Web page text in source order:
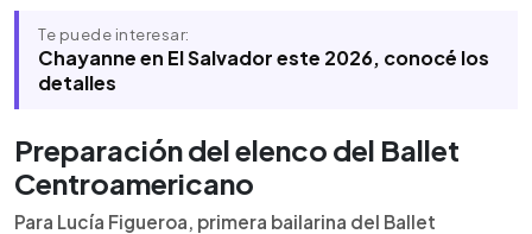
Te puede interesar:
Chayanne en El Salvador este 2026, conocé los
detalles
Preparación del elenco del Ballet
Centroamericano
Para Lucía Figueroa, primera bailarina del Ballet